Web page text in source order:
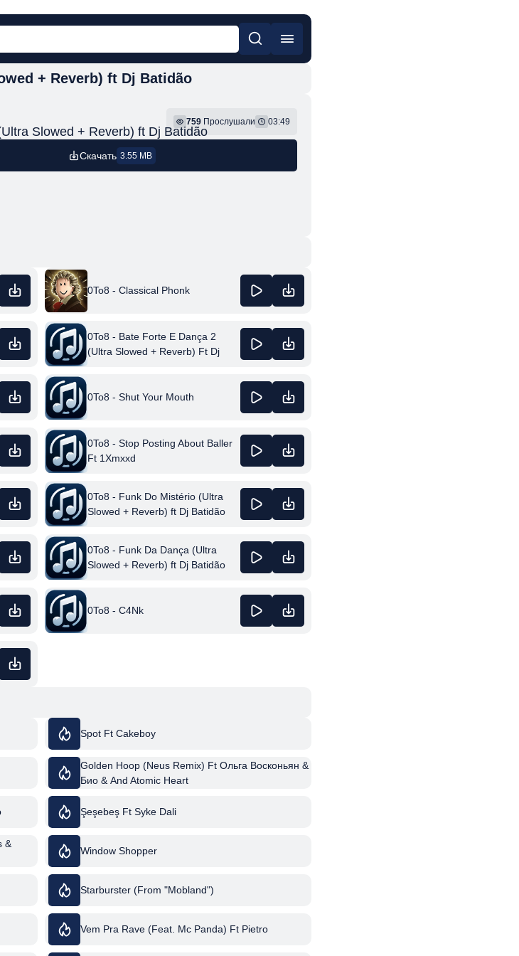
+ Reverb) ft Dj Batidão
Slowed + Reverb) ft Dj Batidão
759 Прослушали 03:49
Скачать 3.55 MB
0To8 - Classical Phonk
0To8 - Bate Forte E Dança 2
(Ultra Slowed + Reverb) Ft Dj
0To8 - Shut Your Mouth
0To8 - Stop Posting About Baller
Ft 1Xmxxd
0To8 - Funk Do Mistério (Ultra
Slowed + Reverb) ft Dj Batidão
0To8 - Funk Da Dança (Ultra
Slowed + Reverb) ft Dj Batidão
0To8 - C4Nk
Spot Ft Cakeboy
Golden Hoop (Neus Remix) Ft Ольга Восконьян &
Био & And Atomic Heart
Şeşebeş Ft Syke Dali
&
Window Shopper
Starburster (From "Mobland")
Vem Pra Rave (Feat. Mc Panda) Ft Pietro